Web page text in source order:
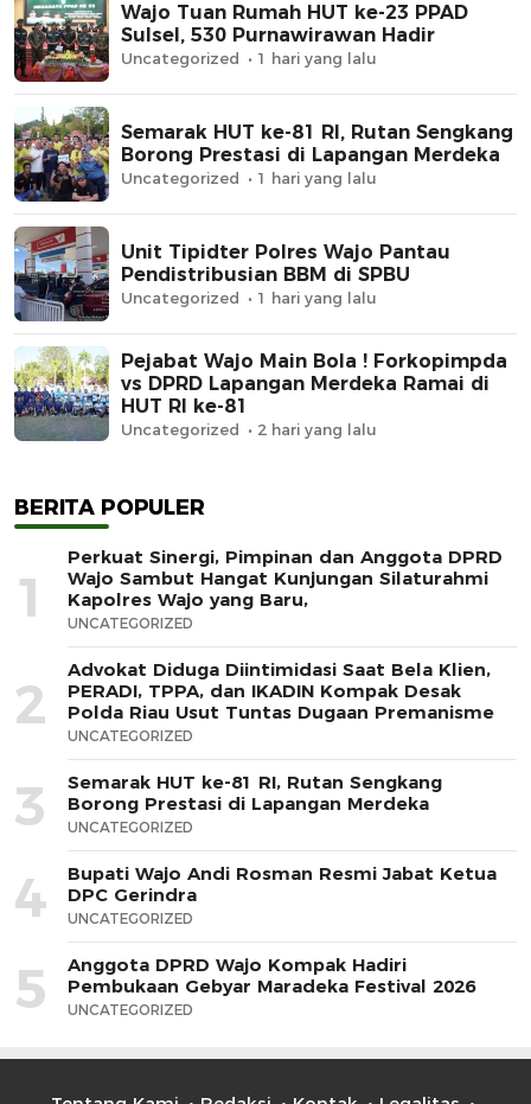
Wajo Tuan Rumah HUT ke-23 PPAD
Sulsel, 530 Purnawirawan Hadir
Uncategorized 1 hari yang lalu
Semarak HUT ke-81 RI, Rutan Sengkang
Borong Prestasi di Lapangan Merdeka
Uncategorized 1 hari yang lalu
Unit Tipidter Polres Wajo Pantau
Pendistribusian BBM di SPBU
Uncategorized 1 hari yang lalu
Pejabat Wajo Main Bola ! Forkopimpda
vs DPRD Lapangan Merdeka Ramai di
HUT RI ke-81
Uncategorized 2 hari yang lalu
BERITA POPULER
1
Perkuat Sinergi, Pimpinan dan Anggota DPRD
Wajo Sambut Hangat Kunjungan Silaturahmi
Kapolres Wajo yang Baru,
UNCATEGORIZED
2
Advokat Diduga Diintimidasi Saat Bela Klien,
PERADI, TPPA, dan IKADIN Kompak Desak
Polda Riau Usut Tuntas Dugaan Premanisme
UNCATEGORIZED
3
Semarak HUT ke-81 RI, Rutan Sengkang
Borong Prestasi di Lapangan Merdeka
UNCATEGORIZED
4
Bupati Wajo Andi Rosman Resmi Jabat Ketua
DPC Gerindra
UNCATEGORIZED
5
Anggota DPRD Wajo Kompak Hadiri
Pembukaan Gebyar Maradeka Festival 2026
UNCATEGORIZED